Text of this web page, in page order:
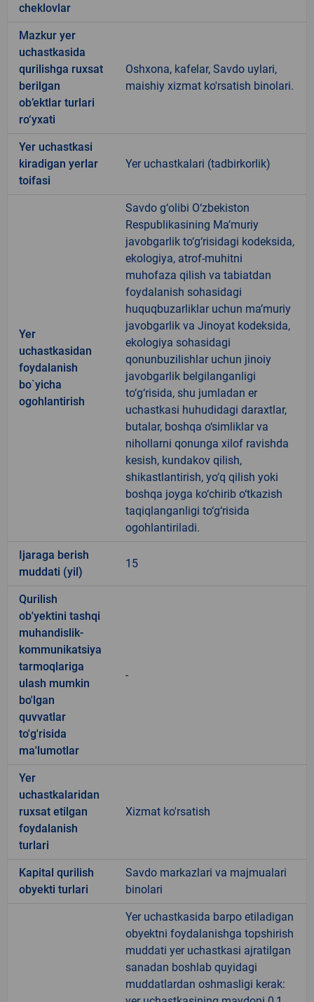
cheklovlar
Mazkur yer
uchastkasida
qurilishga ruxsat
berilgan
ob’ektlar turlari
ro‘yxati
Oshxona, kafelar, Savdo uylari,
maishiy xizmat ko'rsatish binolari.
Yer uchastkasi
kiradigan yerlar
toifasi
Yer uchastkalari (tadbirkorlik)
Yer
uchastkasidan
foydalanish
bo`yicha
ogohlantirish
Savdo g‘olibi O‘zbekiston
Respublikasining Ma’muriy
javobgarlik to‘g‘risidagi kodeksida,
ekologiya, atrof-muhitni
muhofaza qilish va tabiatdan
foydalanish sohasidagi
huquqbuzarliklar uchun ma’muriy
javobgarlik va Jinoyat kodeksida,
ekologiya sohasidagi
qonunbuzilishlar uchun jinoiy
javobgarlik belgilanganligi
to‘g‘risida, shu jumladan er
uchastkasi huhudidagi daraxtlar,
butalar, boshqa o‘simliklar va
nihollarni qonunga xilof ravishda
kesish, kundakov qilish,
shikastlantirish, yo‘q qilish yoki
boshqa joyga ko‘chirib o‘tkazish
taqiqlanganligi to‘g‘risida
ogohlantiriladi.
Ijaraga berish
muddati (yil)
15
Qurilish
ob'yektini tashqi
muhandislik-
kommunikatsiya
tarmoqlariga
ulash mumkin
bo'lgan
quvvatlar
to'g'risida
ma'lumotlar
-
Yer
uchastkalaridan
ruxsat etilgan
foydalanish
turlari
Xizmat ko'rsatish
Kapital qurilish
obyekti turlari
Savdo markazlari va majmualari
binolari
Yer uchastkasida barpo etiladigan
obyektni foydalanishga topshirish
muddati yer uchastkasi ajratilgan
sanadan boshlab quyidagi
muddatlardan oshmasligi kerak: